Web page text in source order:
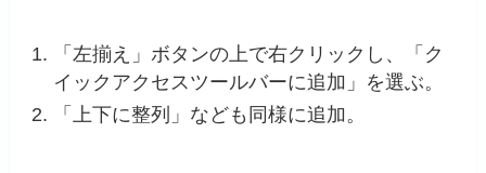
「左揃え」ボタンの上で右クリックし、「ク
イックアクセスツールバーに追加」を選ぶ。
「上下に整列」なども同様に追加。